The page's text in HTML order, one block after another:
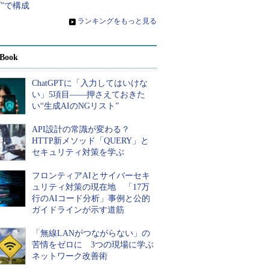
で構成
» ランキングをもっと見る
ChatGPTに「入力してはいけな
い」5項目――押さえておきた
い“生成AIのNGリスト”
API設計の常識が変わる？
HTTP新メソッド「QUERY」と
セキュリティ対策を学ぶ
フロンティアAIとサイバーセキ
ュリティ対策の現在地 「17万
行のAIコード分析」事例と公的
ガイドラインが示す道筋
「無線LANがつながらない」の
苦情をゼロに 3つの現場に学ぶ
ネットワーク改善術